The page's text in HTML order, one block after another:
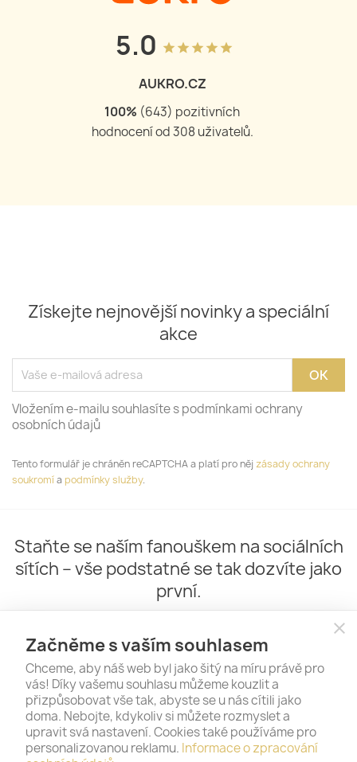
5.0 grade grade grade grade grade
AUKRO.CZ
100% (643) pozitivních
hodnocení od308 uživatelů.
Získejte nejnovější novinky a speciální
akce
Vložením e-mailu souhlasíte s podmínkami ochrany
osobních údajů
Tento formulář je chráněn reCAPTCHA a platí pro něj zásady ochrany
soukromía podmínky služby.
Staňte se naším fanouškem na sociálních
sítích – vše podstatné se tak dozvíte jako
první.
close
Začněme s vaším souhlasem
Chceme, aby náš web byl jako šitý na míru právě pro
vás! Díky vašemu souhlasu můžeme kouzlit a
přizpůsobovat vše tak, abyste se u nás cítili jako
doma. Nebojte, kdykoliv si můžete rozmyslet a
upravit svá nastavení. Cookies také používáme pro
personalizovanou reklamu. Informace o zpracování